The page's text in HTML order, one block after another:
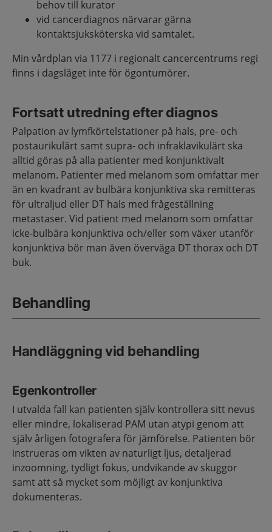
behov till kurator
vid cancerdiagnos närvarar gärna
kontaktsjuksköterska vid samtalet.
Min vårdplan via 1177 i regionalt cancercentrums regi
finns i dagsläget inte för ögontumörer.
Fortsatt utredning efter diagnos
Palpation av lymfkörtelstationer på hals, pre- och
postaurikulärt samt supra- och infraklavikulärt ska
alltid göras på alla patienter med konjunktivalt
melanom. Patienter med melanom som omfattar mer
än en kvadrant av bulbära konjunktiva ska remitteras
för ultraljud eller DT hals med frågeställning
metastaser. Vid patient med melanom som omfattar
icke-bulbära konjunktiva och/eller som växer utanför
konjunktiva bör man även överväga DT thorax och DT
buk.
Behandling
Handläggning vid behandling
Egenkontroller
I utvalda fall kan patienten själv kontrollera sitt nevus
eller mindre, lokaliserad PAM utan atypi genom att
själv årligen fotografera för jämförelse. Patienten bör
instrueras om vikten av naturligt ljus, detaljerad
inzoomning, tydligt fokus, undvikande av skuggor
samt att så mycket som möjligt av konjunktiva
dokumenteras.